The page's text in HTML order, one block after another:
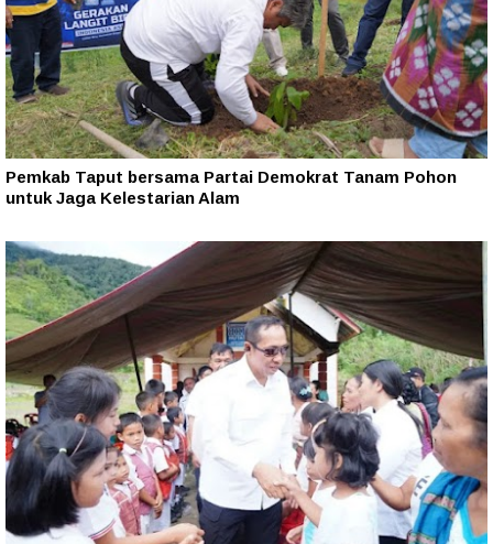
Pemkab Taput bersama Partai Demokrat Tanam Pohon
untuk Jaga Kelestarian Alam